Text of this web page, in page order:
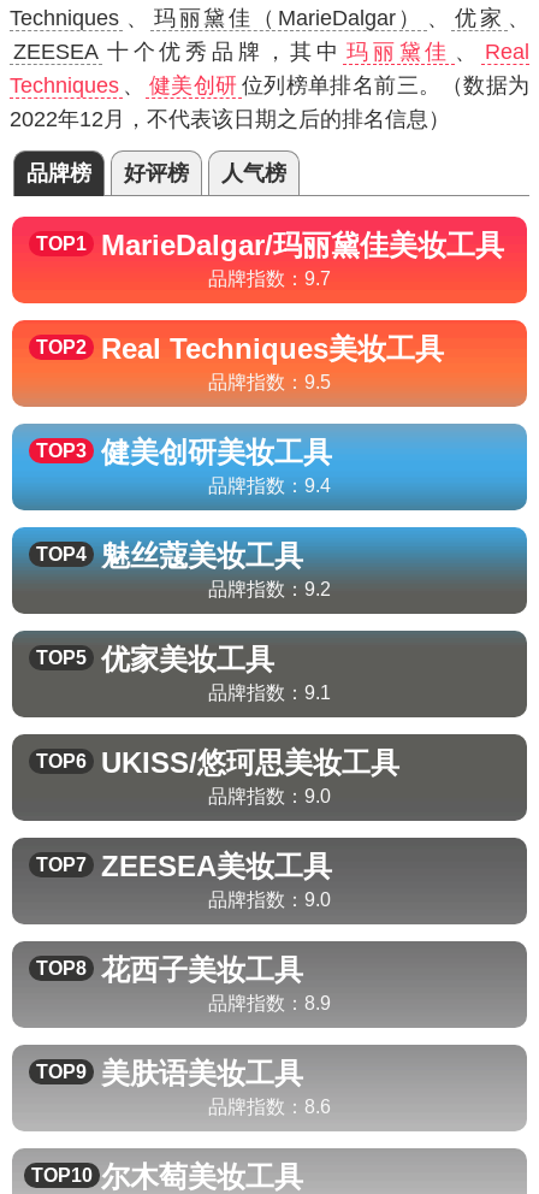
Techniques 、 玛丽黛佳（MarieDalgar） 、 优家 、
ZEESEA 十个优秀品牌，其中 玛丽黛佳 、
Real
Techniques 、 健美创研 位列榜单排名前三。（数据为
2022年12月，不代表该日期之后的排名信息）
品牌榜 好评榜 人气榜
TOP1 MarieDalgar/玛丽黛佳美妆工具
品牌指数： 9.7
TOP2 Real Techniques美妆工具
品牌指数： 9.5
TOP3 健美创研美妆工具
品牌指数： 9.4
TOP4 魅丝蔻美妆工具
品牌指数： 9.2
TOP5 优家美妆工具
品牌指数： 9.1
TOP6 UKISS/悠珂思美妆工具
品牌指数： 9.0
TOP7 ZEESEA美妆工具
品牌指数： 9.0
TOP8 花西子美妆工具
品牌指数： 8.9
TOP9 美肤语美妆工具
品牌指数： 8.6
TOP10 尔木萄美妆工具